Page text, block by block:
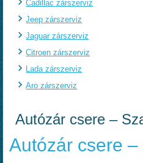
Cadillac zárszerviz
Jeep zárszerviz
Jaguar zárszerviz
Citroen zárszerviz
Lada zárszerviz
Aro zárszerviz
Autózár csere –
Autózár csere –